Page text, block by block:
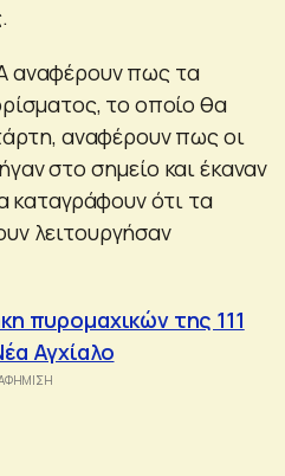
αναφέρουν πως τα
το οποίο θα
αναφέρουν πως οι
στο σημείο και έκαναν
καταγράφουν ότι τα
λειτουργήσαν
πυρομαχικών της 111
Αγχίαλο